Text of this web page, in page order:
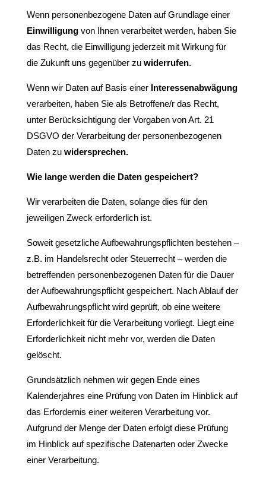
Wenn personenbezogene Daten auf Grundlage einer
Einwilligungvon Ihnen verarbeitet werden, haben Sie
das Recht, die Einwilligung jederzeit mit Wirkung für
die Zukunft uns gegenüber zu widerrufen.
Wenn wir Daten auf Basis einer Interessenabwägung
verarbeiten, haben Sie als Betroffene/r das Recht,
unter Berücksichtigung der Vorgaben von Art. 21
DSGVO der Verarbeitung der personenbezogenen
Daten zu widersprechen.
Wie lange werden die Daten gespeichert?
Wir verarbeiten die Daten, solange dies für den
jeweiligen Zweck erforderlich ist.
Soweit gesetzliche Aufbewahrungspflichten bestehen –
z.B. im Handelsrecht oder Steuerrecht – werden die
betreffenden personenbezogenen Daten für die Dauer
der Aufbewahrungspflicht gespeichert. Nach Ablauf der
Aufbewahrungspflicht wird geprüft, ob eine weitere
Erforderlichkeit für die Verarbeitung vorliegt. Liegt eine
Erforderlichkeit nicht mehr vor, werden die Daten
gelöscht.
Grundsätzlich nehmen wir gegen Ende eines
Kalenderjahres eine Prüfung von Daten im Hinblick auf
das Erfordernis einer weiteren Verarbeitung vor.
Aufgrund der Menge der Daten erfolgt diese Prüfung
im Hinblick auf spezifische Datenarten oder Zwecke
einer Verarbeitung.